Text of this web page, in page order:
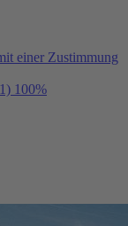
einer Zustimmung
100%